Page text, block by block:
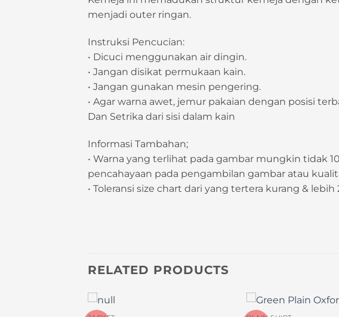
menjadi outer ringan.
Instruksi Pencucian:
• Dicuci menggunakan air dingin.
• Jangan disikat permukaan kain.
• Jangan gunakan mesin pengering.
• Agar warna awet, jemur pakaian dengan posisi
Dan Setrika dari sisi dalam kain
Informasi Tambahan;
• Warna yang terlihat pada gambar mungkin tidak
pencahayaan pada pengambilan gambar atau
• Toleransi size chart dari yang tertera kurang & lebih
RELATED PRODUCTS